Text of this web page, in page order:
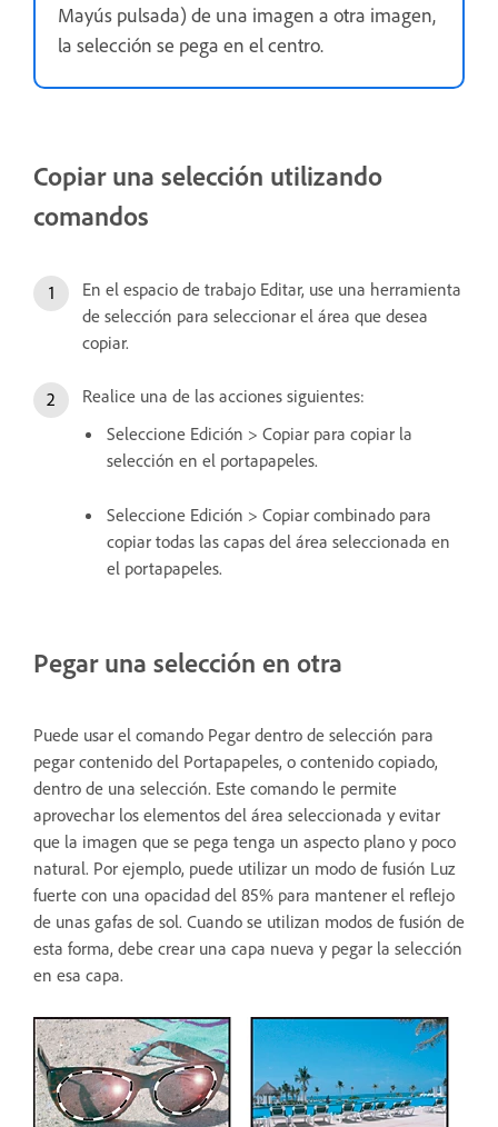
Mayús pulsada) de una imagen a otra imagen,
la selección se pega en el centro.
Copiar una selección utilizando
comandos
En el espacio de trabajo Editar, use una herramienta
de selección para seleccionar el área que desea
copiar.
Realice una de las acciones siguientes:
Seleccione Edición > Copiar para copiar la
selección en el portapapeles.
Seleccione Edición > Copiar combinado para
copiar todas las capas del área seleccionada en
el portapapeles.
Pegar una selección en otra
Puede usar el comando Pegar dentro de selección para
pegar contenido del Portapapeles, o contenido copiado,
dentro de una selección. Este comando le permite
aprovechar los elementos del área seleccionada y evitar
que la imagen que se pega tenga un aspecto plano y poco
natural. Por ejemplo, puede utilizar un modo de fusión Luz
fuerte con una opacidad del 85% para mantener el reflejo
de unas gafas de sol. Cuando se utilizan modos de fusión de
esta forma, debe crear una capa nueva y pegar la selección
en esa capa.